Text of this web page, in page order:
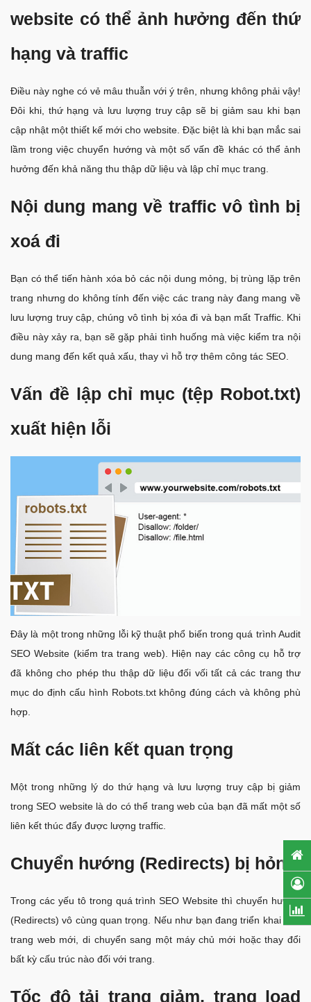
website có thể ảnh hưởng đến thứ
hạng và traffic
Điều này nghe có vẻ mâu thuẫn với ý trên, nhưng không phải vậy!
Đôi khi, thứ hạng và lưu lượng truy cập sẽ bị giảm sau khi bạn
cập nhật một thiết kế mới cho website. Đặc biệt là khi bạn mắc sai
lầm trong việc chuyển hướng và một số vấn đề khác có thể ảnh
hưởng đến khả năng thu thập dữ liệu và lập chỉ mục trang.
Nội dung mang về traffic vô tình bị
xoá đi
Bạn có thể tiến hành xóa bỏ các nội dung mỏng, bị trùng lặp trên
trang nhưng do không tính đến việc các trang này đang mang về
lưu lượng truy cập, chúng vô tình bị xóa đi và bạn mất Traffic. Khi
điều này xảy ra, bạn sẽ gặp phải tình huống mà việc kiểm tra nội
dung mang đến kết quả xấu, thay vì hỗ trợ thêm công tác SEO.
Vấn đề lập chỉ mục (tệp Robot.txt)
xuất hiện lỗi
Đây là một trong những lỗi kỹ thuật phổ biến trong quá trình Audit
SEO Website (kiểm tra trang web). Hiện nay các công cụ hỗ trợ
đã không cho phép thu thập dữ liệu đối vối tất cả các trang thư
mục do định cấu hình Robots.txt không đúng cách và không phù
hợp.
Mất các liên kết quan trọng
Một trong những lý do thứ hạng và lưu lượng truy cập bị giảm
trong SEO website là do có thể trang web của bạn đã mất một số
liên kết thúc đẩy được lượng traffic.
Chuyển hướng (Redirects) bị hỏng
Trong các yếu tô trong quá trình SEO Website thì chuyển hường
(Redirects) vô cùng quan trọng. Nếu như bạn đang triển khai một
trang web mới, di chuyển sang một máy chủ mới hoặc thay đổi
bất kỳ cấu trúc nào đối với trang.
Tốc độ tải trang giảm, trang load